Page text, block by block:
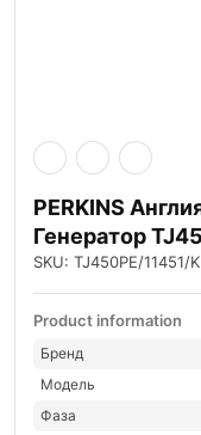
PERKINS
Генератор
SKU: TJ450PE/11451/
Product information
Бренд
Модель
Фаза